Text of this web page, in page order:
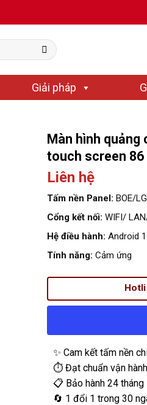
Giải pháp
Màn hình quảng
touch screen 86
Liên hệ
Tấm nền Panel: BOE/LG
Cổng kết nối: WIFI/
Hệ điều hành: Android
Tính năng: Cảm ứng
✨ Cam kết tấm nền
⏱️ Đạt chuẩn vận
📋 Bảo hành 24 tháng
🔄 1 đổi 1 trong 30